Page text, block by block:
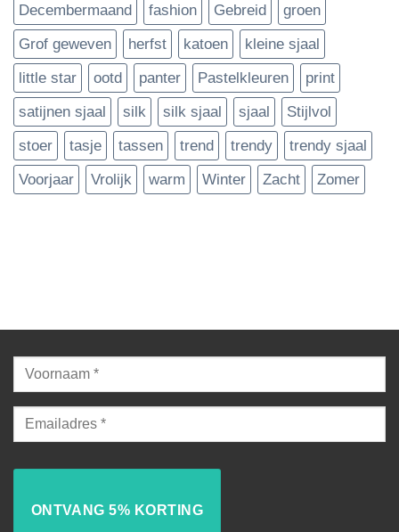
Decembermaand
fashion Gebreid
groen
Grof geweven
herfst katoen
kleine sjaal
little star
ootd panter Pastelkleuren
print
satijnen sjaal
silk silk sjaal sjaal
Stijlvol
stoer
tasje tassen trend trendy
trendy sjaal
Voorjaar
Vrolijk warm Winter Zacht Zomer